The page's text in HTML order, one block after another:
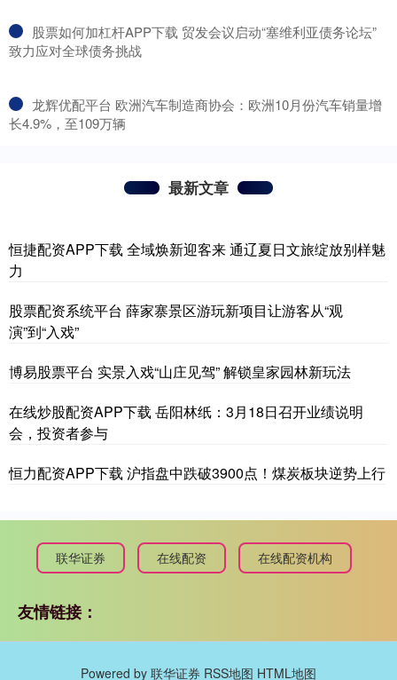
​股票如何加杠杆APP下载 贸发会议启动“塞维利亚债务论坛”
致力应对全球债务挑战
​龙辉优配平台 欧洲汽车制造商协会：欧洲10月份汽车销量增
长4.9%，至109万辆
最新文章
恒捷配资APP下载 全域焕新迎客来 通辽夏日文旅绽放别样魅
力
股票配资系统平台 薛家寨景区游玩新项目让游客从“观
演”到“入戏”
博易股票平台 实景入戏“山庄见驾” 解锁皇家园林新玩法
在线炒股配资APP下载 岳阳林纸：3月18日召开业绩说明
会，投资者参与
恒力配资APP下载 沪指盘中跌破3900点！煤炭板块逆势上行
联华证券 在线配资 在线配资机构
友情链接：
Powered by 联华证券 RSS地图 HTML地图